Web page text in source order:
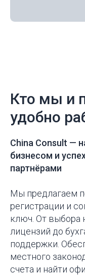
Кто мы и
удобно
China Consult —
бизнесом и
партнёрами
Мы предлагаем
регистрации и
ключ. От выбора
лицензий до
поддержки.
местного
счета и найти